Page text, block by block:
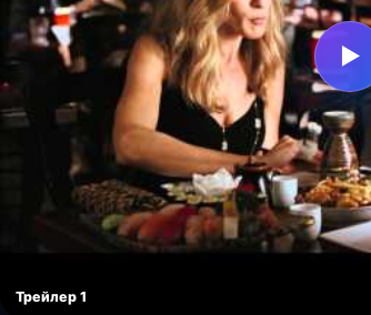
▶
Трейлер 1